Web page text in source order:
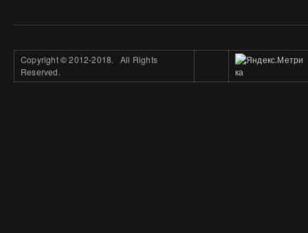
Copyright©2012-2018. All Rights
Reserved.